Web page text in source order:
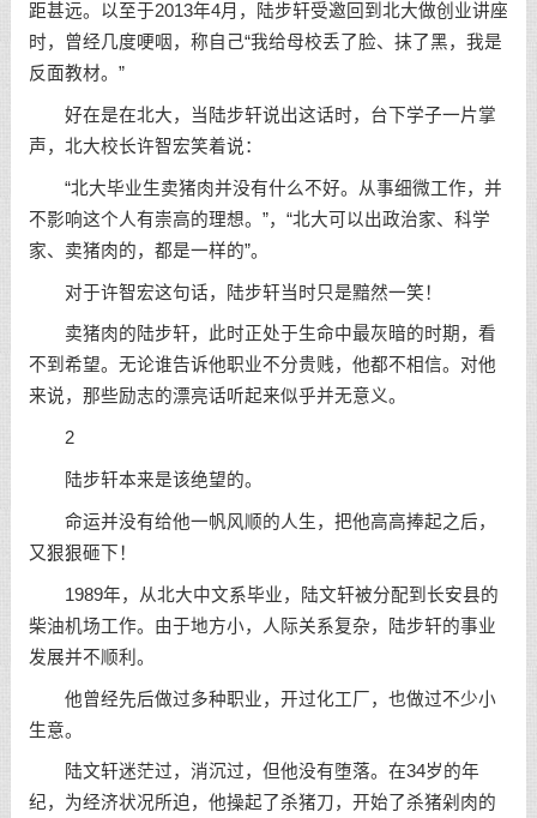
距甚远。以至于2013年4月，陆步轩受邀回到北大做创业讲座
时，曾经几度哽咽，称自己“我给母校丢了脸、抹了黑，我是
反面教材。”
好在是在北大，当陆步轩说出这话时，台下学子一片掌
声，北大校长许智宏笑着说：
“北大毕业生卖猪肉并没有什么不好。从事细微工作，并
不影响这个人有崇高的理想。”，“北大可以出政治家、科学
家、卖猪肉的，都是一样的”。
对于许智宏这句话，陆步轩当时只是黯然一笑！
卖猪肉的陆步轩，此时正处于生命中最灰暗的时期，看
不到希望。无论谁告诉他职业不分贵贱，他都不相信。对他
来说，那些励志的漂亮话听起来似乎并无意义。
2
陆步轩本来是该绝望的。
命运并没有给他一帆风顺的人生，把他高高捧起之后，
又狠狠砸下！
1989年，从北大中文系毕业，陆文轩被分配到长安县的
柴油机场工作。由于地方小，人际关系复杂，陆步轩的事业
发展并不顺利。
他曾经先后做过多种职业，开过化工厂，也做过不少小
生意。
陆文轩迷茫过，消沉过，但他没有堕落。在34岁的年
纪，为经济状况所迫，他操起了杀猪刀，开始了杀猪剁肉的